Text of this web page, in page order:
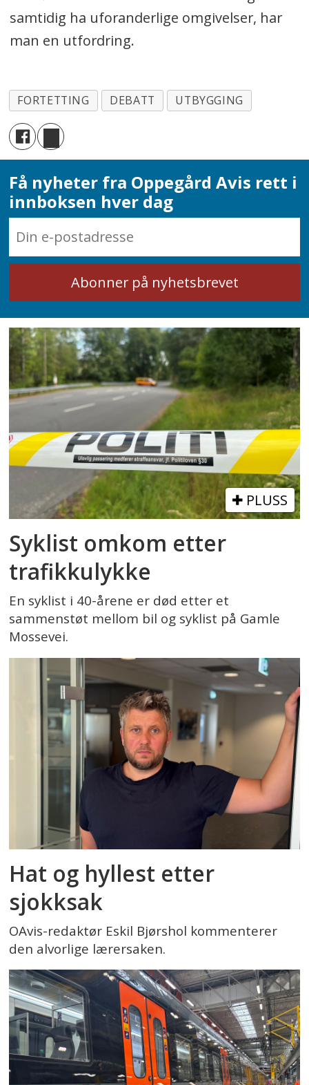
samtidig ha uforanderlige omgivelser, har
man en utfordring.
FORTETTING DEBATT UTBYGGING
Få nyheter fra Oppegård Avis rett i
innboksen hver dag
PLUSS
Syklist omkom etter
trafikkulykke
En syklist i 40-årene er død etter et
sammenstøt mellom bil og syklist på Gamle
Mossevei.
Hat og hyllest etter
sjokksak
OAvis-redaktør Eskil Bjørshol kommenterer
den alvorlige lærersaken.